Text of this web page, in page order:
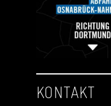
KONTAKT